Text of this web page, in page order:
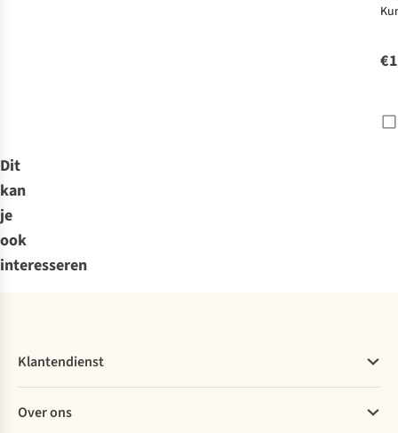
Dit
kan
je
ook
interesseren
Klantendienst
Bestellen
Over ons